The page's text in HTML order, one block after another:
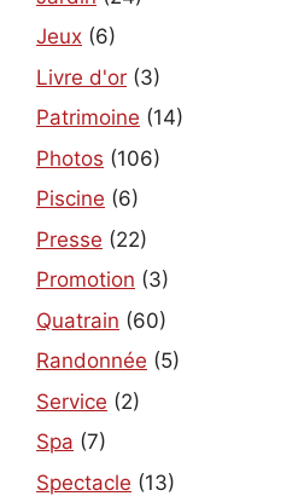
Jeux (6)
Livre d'or (3)
Patrimoine (14)
Photos (106)
Piscine (6)
Presse (22)
Promotion (3)
Quatrain (60)
Randonnée (5)
Service (2)
Spa (7)
Spectacle (13)